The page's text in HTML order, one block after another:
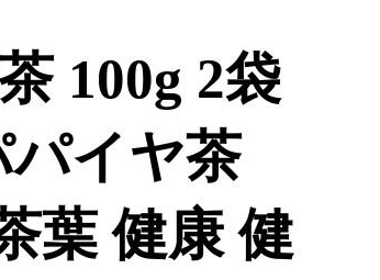
100g 2袋
パイヤ茶
葉 健康 健